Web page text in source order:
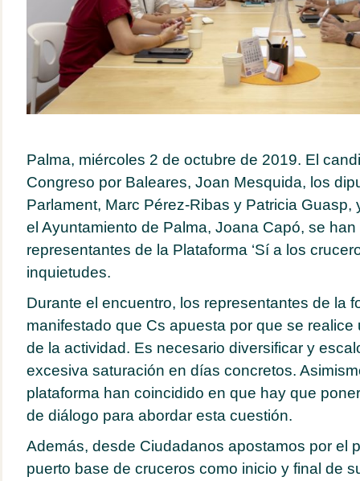
Palma, miércoles 2 de octubre de 2019. El
Congreso por Baleares, Joan Mesquida, los
Parlament, Marc Pérez-Ribas y Patricia Guasp,
el Ayuntamiento de Palma, Joana Capó, se
representantes de la Plataforma ‘Sí a los
inquietudes.
Durante el encuentro, los representantes de la
manifestado que Cs apuesta por que se
de la actividad. Es necesario diversificar y
excesiva saturación en días concretos.
plataforma han coincidido en que hay que
de diálogo para abordar esta cuestión.
Además, desde Ciudadanos apostamos por el
puerto base de cruceros como inicio y final de